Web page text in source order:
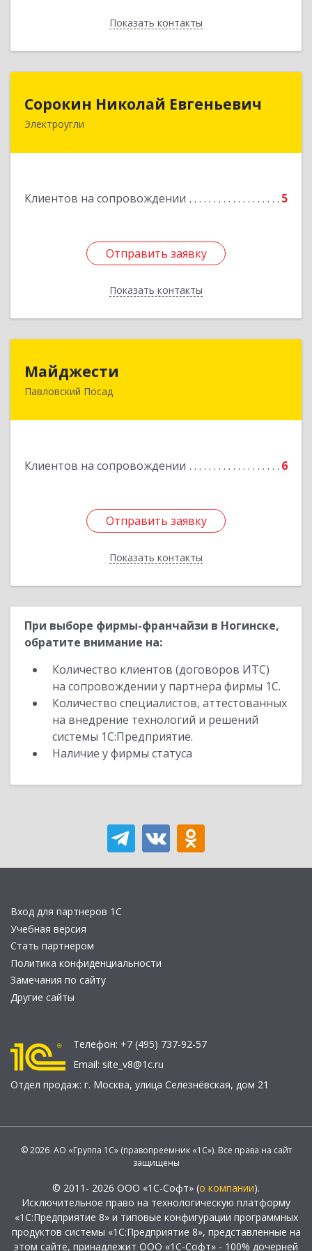
Показать контакты
Назад
Сорокин Николай Евгеньевич
Электроугли
Клиентов на сопровождении 5
Отправить заявку
Показать контакты
Сорокин Николай Евгеньевич
Отправить заявку
Назад
Майджести
Павловский Посад
Клиентов на сопровождении 6
Отправить заявку
Показать контакты
142502, Московская обл, Павлово-Посадский р-
Подробнее
Отправить заявку
Назад
При выборе фирмы-франчайзи в Ногинске,
обратите внимание на:
Количество клиентов (договоров ИТС)
на сопровождении у партнера фирмы 1С.
Количество специалистов, аттестованных
на внедрение технологий и решений
системы 1С:Предприятие.
Наличие у фирмы статуса
Вход для партнеров 1С
Учебная версия
Стать партнером
Политика конфиденциальности
Замечания по сайту
Другие сайты
Телефон: +7 (495) 737-92-57
Email: site_v8@1c.ru
Отдел продаж: г. Москва, улица Селезнёвская, дом 21
© 2026 АО «Группа 1С» (правопреемник «1С»). Все права на сайт
защищены
© 2011- 2026 ООО «1С-Софт» (о компании).
Исключительное право на технологическую платформу
«1С:Предприятие 8» и типовые конфигурации программных
продуктов системы «1С:Предприятие 8», представленные на
этом сайте, принадлежит ООО «1С-Софт» - 100% дочерней